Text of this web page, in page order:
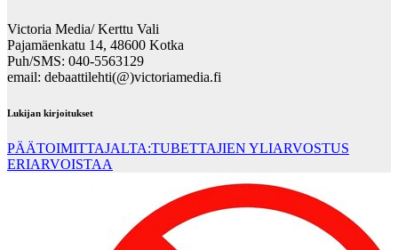
Victoria Media/ Kerttu Vali
Pajamäenkatu 14, 48600 Kotka
Puh/SMS: 040-5563129
email: debaattilehti(@)victoriamedia.fi
Lukijan kirjoitukset
PÄÄTOIMITTAJALTA:TUBETTAJIEN YLIARVOSTUS
ERIARVOISTAA